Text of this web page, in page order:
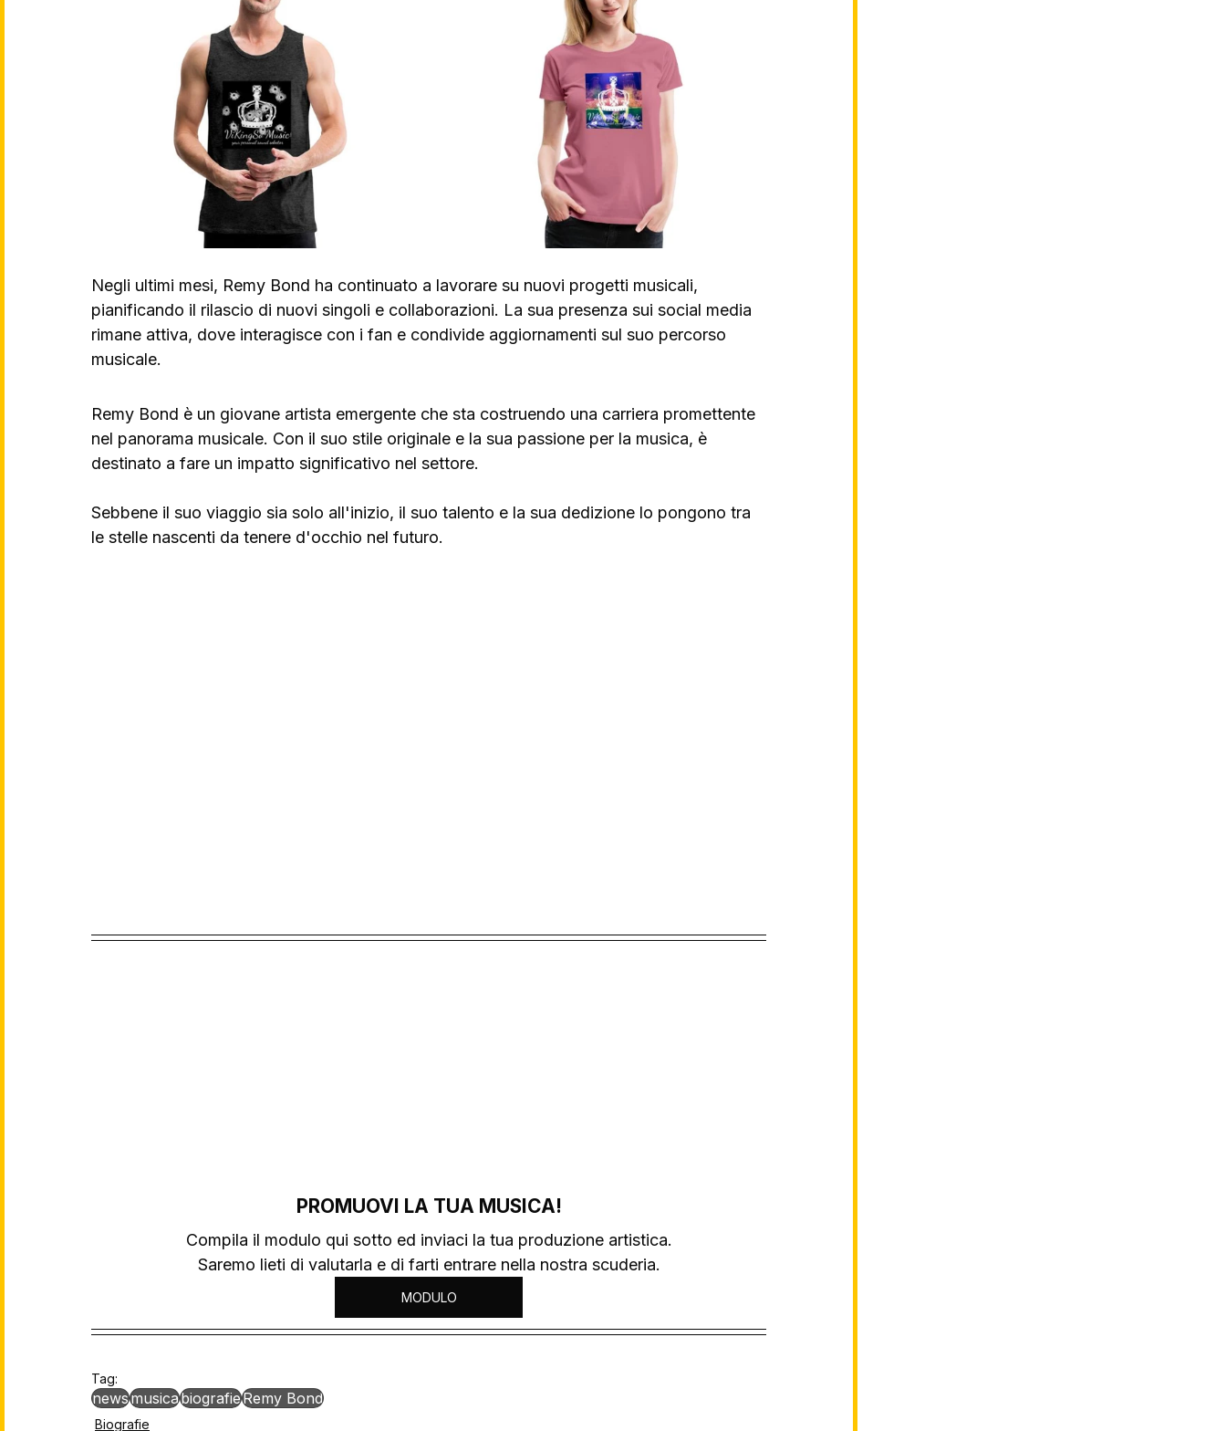
Negli ultimi mesi, Remy Bond ha continuato a lavorare su nuovi progetti musicali,
pianificando il rilascio di nuovi singoli e collaborazioni. La sua presenza sui social media
rimane attiva, dove interagisce con i fan e condivide aggiornamenti sul suo percorso
musicale.
Remy Bond è un giovane artista emergente che sta costruendo una carriera promettente
nel panorama musicale. Con il suo stile originale e la sua passione per la musica, è
destinato a fare un impatto significativo nel settore.
Sebbene il suo viaggio sia solo all'inizio, il suo talento e la sua dedizione lo pongono tra
le stelle nascenti da tenere d'occhio nel futuro.
PROMUOVI LA TUA MUSICA!
Compila il modulo qui sotto ed inviaci la tua produzione artistica.
Saremo lieti di valutarla e di farti entrare nella nostra scuderia.
MODULO
Tag:
newsmusicabiografieRemy Bond
Biografie